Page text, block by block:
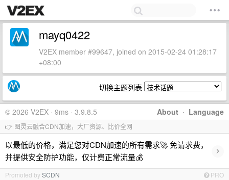
mayq0422
V2EX member #99647, joined on 2015-02-24 01:28:17
+08:00
切换主题列表
About · Language
© 2026 V2EX · 9ms · 3.9.8.5
👉 图灵云融合CDN加速，大厂资源、比价全网
以最低的价格，满足您对CDN加速的所有需求🚀 免请求费，
并提供安全防护功能，仅计费正常流量💰
›
Promoted bySCDN PRO